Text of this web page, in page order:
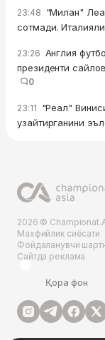
23:48 "Милан"
сотмади.
23:26 Англия
президенти
0
23:11 "Реал"
узайтирганини
2026 ©
Махфийлик сиёсати
Фойдаланувчи
Сайтда реклама
Қора фон